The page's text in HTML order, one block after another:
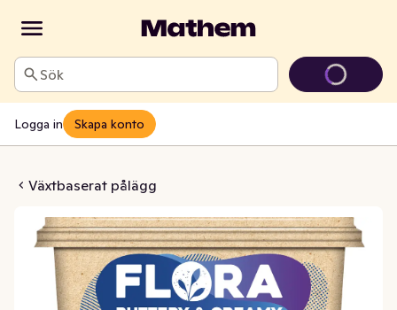
Sök
Logga in Skapa konto
Växtbaserat pålägg
Växtbaserad